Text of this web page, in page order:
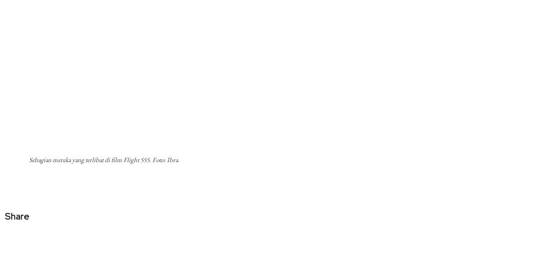
Sebagian mereka yang terlibat di film Flight 555. Foto: Ibra.
Share